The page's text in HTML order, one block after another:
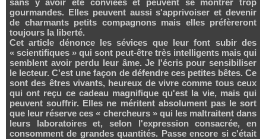
sans y avoir été conviées et peuvent se montrer trop
gourmandes. Elles peuvent aussi s'apprivoiser et devenir
de charmants petits compagnons mais elles préfèreront
toujours la liberté.
Cet article dénonce les sévices que leur font subir des
« scientifiques » qui sont peut-être très intelligents mais qui
semblent avoir perdu leur âme. Je l'écris pour sensibiliser
le lecteur. C'est une façon de défendre ces petites bêtes. Ce
sont des êtres vivants, heureux de vivre comme tous ceux
qui ont reçu ce cadeau magnifique qu'est la vie, mais qui
peuvent souffrir. Elles ne méritent absolument pas le sort
que leur réserve ces « chercheurs » qui les maltraitent dans
leurs laboratoires et, selon l'expression consacrée, en
consomment de grandes quantités. Passe encore si c'était